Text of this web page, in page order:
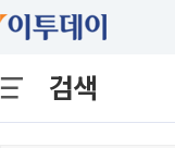
검색